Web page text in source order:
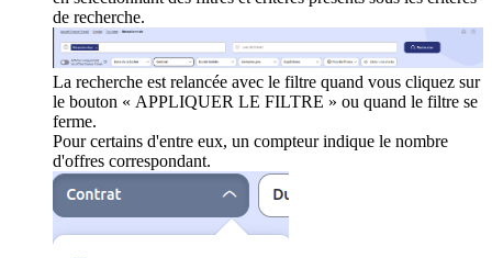
de recherche.
La recherche est relancée avec le filtre quand vous cliquez sur
le bouton « APPLIQUER LE FILTRE » ou quand le filtre se
ferme.
Pour certains d'entre eux, un compteur indique le nombre
d'offres correspondant.